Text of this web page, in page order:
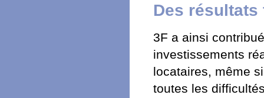
Des
3F a ainsi
investissements
locataires, même
toutes les